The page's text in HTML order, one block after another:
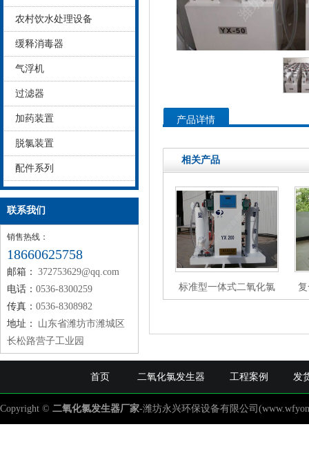
农村饮水处理设备
缓释消毒器
气浮机
过滤器
加药装置
脱氯装置
配件系列
联系我们
销售热线：
18660625758
邮箱： 372753629@qq.com
电话： 0536-8300259
传真： 0536-8308982
地址：
山东省潍坊市潍城区
长松路营子工业园
产品详情
相关产品
标准型一体式二氧化氯
发生器
首页 二氧化氯发生器 工程案例 发
Copyright © 二氧化氯发生器厂家-潍坊永兴环保设备有限公司